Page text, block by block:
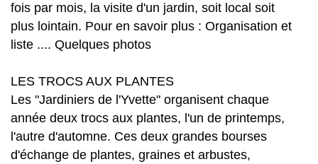
fois par mois, la visite d'un jardin, soit local soit
plus lointain. Pour en savoir plus : Organisation et
liste .... Quelques photos
LES TROCS AUX PLANTES
Les "Jardiniers de l'Yvette" organisent chaque
année deux trocs aux plantes, l'un de printemps,
l'autre d'automne. Ces deux grandes bourses
d'échange de plantes, graines et arbustes,